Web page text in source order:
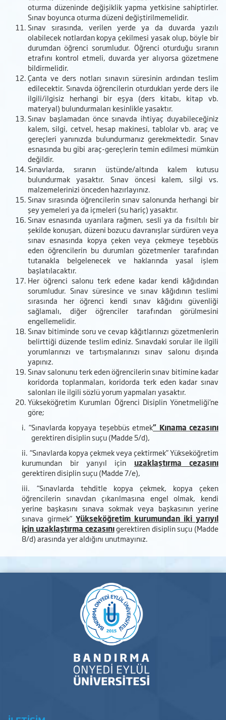
oturma düzeninde değişiklik yapma yetkisine sahiptirler.
Sınav boyunca oturma düzeni değiştirilmemelidir.
Sınav sırasında, verilen yerde ya da duvarda yazılı
olabilecek notlardan kopya çekilmesi yasak olup, böyle bir
durumdan öğrenci sorumludur. Öğrenci oturduğu sıranın
etrafını kontrol etmeli, duvarda yer alıyorsa gözetmene
bildirmelidir.
Çanta ve ders notları sınavın süresinin ardından teslim
edilecektir. Sınavda öğrencilerin oturdukları yerde ders ile
ilgili/ilgisiz herhangi bir eşya (ders kitabı, kitap vb.
materyal) bulundurmaları kesinlikle yasaktır.
Sınav başlamadan önce sınavda ihtiyaç duyabileceğiniz
kalem, silgi, cetvel, hesap makinesi, tablolar vb. araç ve
gereçleri yanınızda bulundurmanız gerekmektedir. Sınav
esnasında bu gibi araç-gereçlerin temin edilmesi mümkün
değildir.
Sınavlarda, sıranın üstünde/altında kalem kutusu
bulundurmak yasaktır. Sınav öncesi kalem, silgi vs.
malzemelerinizi önceden hazırlayınız.
Sınav sırasında öğrencilerin sınav salonunda herhangi bir
şeyyemeleri ya da içmeleri (su hariç)yasaktır.
Sınav esnasında uyarılara rağmen, sesli ya da fısıltılı bir
şekilde konuşan, düzeni bozucu davranışlar sürdüren veya
sınav esnasında kopya çeken veya çekmeye teşebbüs
eden öğrencilerin bu durumları gözetmenler tarafından
tutanakla belgelenecek ve haklarında yasal işlem
başlatılacaktır.
Her öğrenci salonu terk edene kadar kendi kâğıdından
sorumludur. Sınav süresince ve sınav kâğıdının teslimi
sırasında her öğrenci kendi sınav kâğıdını güvenliği
sağlamalı, diğer öğrenciler tarafından görülmesini
engellemelidir.
Sınav bitiminde soru ve cevap kâğıtlarınızı gözetmenlerin
belirttiği düzende teslim ediniz. Sınavdaki sorular ile ilgili
yorumlarınızı ve tartışmalarınızı sınav salonu dışında
yapınız.
Sınav salonunu terk eden öğrencilerin sınav bitimine kadar
koridorda toplanmaları, koridorda terk eden kadar sınav
salonları ile ilgili sözlü yorum yapmaları yasaktır.
Yükseköğretim Kurumları Öğrenci Disiplin Yönetmeliği’ne
göre;
i. “Sınavlarda kopyaya teşebbüs etmek” Kınama cezasını
gerektiren disiplin suçu (Madde 5/d),
ii. “Sınavlarda kopya çekmek veya çektirmek”Yükseköğretim
kurumundan bir yarıyıl için uzaklaştırma cezasını
gerektiren disiplin suçu (Madde 7/e),
iii. “Sınavlarda tehditle kopya çekmek, kopya çeken
öğrencilerin sınavdan çıkarılmasına engel olmak, kendi
yerine başkasını sınava sokmak veya başkasının yerine
sınava girmek” Yükseköğretim kurumundan iki yarıyıl
için uzaklaştırma cezasınıgerektiren disiplin suçu (Madde
8/d) arasında yer aldığını unutmayınız.